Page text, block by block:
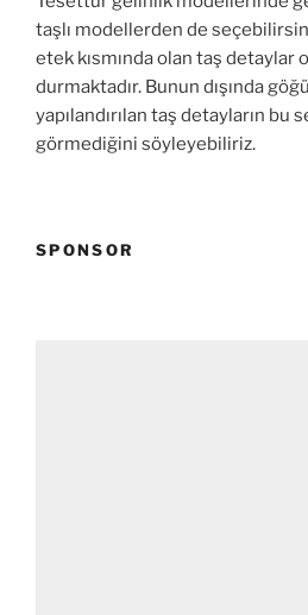
taşlı modellerden de
etek kısmında olan taş detaylar
durmaktadır. Bunun dışında
yapılandırılan taş detayların bu
görmediğini söyleyebiliriz.
SPONSOR